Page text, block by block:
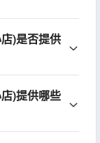
)是否提供
)提供哪些